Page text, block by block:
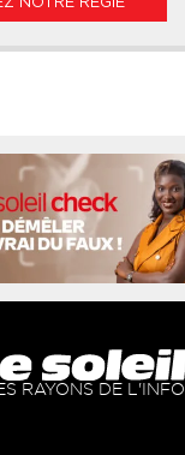
RAYONS DE L'INFO